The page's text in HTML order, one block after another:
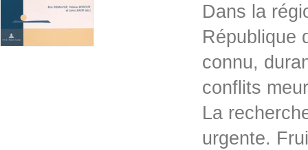
Dans la
République
connu,
conflits
La
urgente.